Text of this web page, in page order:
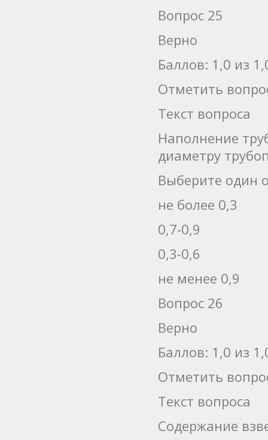
Вопрос 25
Верно
Баллов: 1,0 из
Отметить
Текст вопроса
Наполнение
диаметру
Выберите один
не более 0,3
0,7-0,9
0,3-0,6
не менее 0,9
Вопрос 26
Верно
Баллов: 1,0 из
Отметить
Текст вопроса
Содержание